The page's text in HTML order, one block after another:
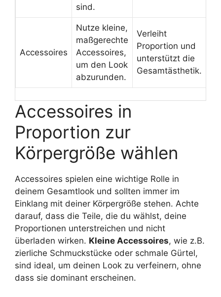
sind.
Accessoires
Nutze kleine,
maßgerechte
Accessoires,
um den Look
abzurunden.
Verleiht
Proportion und
unterstützt die
Gesamtästhetik.
Accessoires in
Proportion zur
Körpergröße wählen
Accessoires spielen eine wichtige Rolle in
deinem Gesamtlook und sollten immer im
Einklang mit deiner Körpergröße stehen. Achte
darauf, dass die Teile, die du wählst, deine
Proportionen unterstreichen und nicht
überladen wirken. Kleine Accessoires, wie z.B.
zierliche Schmuckstücke oder schmale Gürtel,
sind ideal, um deinen Look zu verfeinern, ohne
dass sie dominant erscheinen.